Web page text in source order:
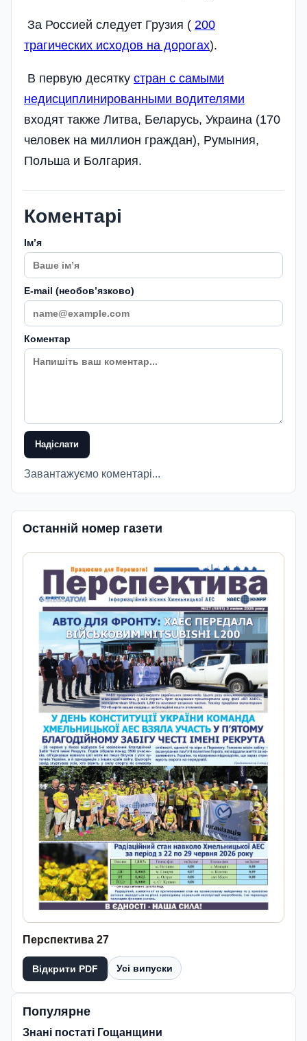
За Россией следует Грузия ( 200
трагических исходов на дорогах).
В первую десятку стран с самыми
недисциплинированными водителями
входят также Литва, Беларусь, Украина (170
человек на миллион граждан), Румыния,
Польша и Болгария.
Коментарі
Імʼя
E-mail (необовʼязково)
Коментар
Надіслати
Завантажуємо коментарі...
Останній номер газети
Перспектива 27
Відкрити PDF Усі випуски
Популярне
Знані постаті Гощанщини